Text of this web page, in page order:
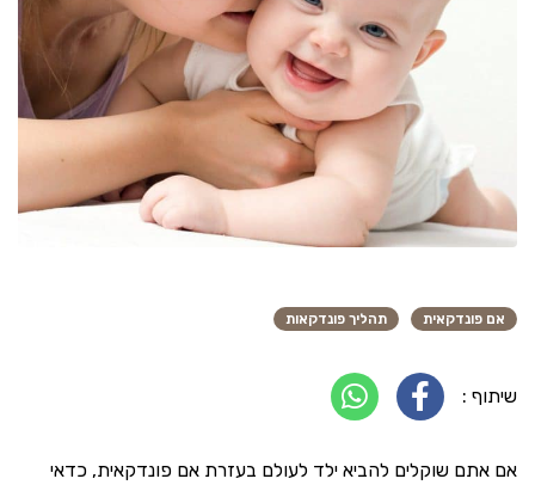
אם פונדקאית תהליך פונדקאות
שיתוף :
אם אתם שוקלים להביא ילד לעולם בעזרת אם פונדקאית, כדאי